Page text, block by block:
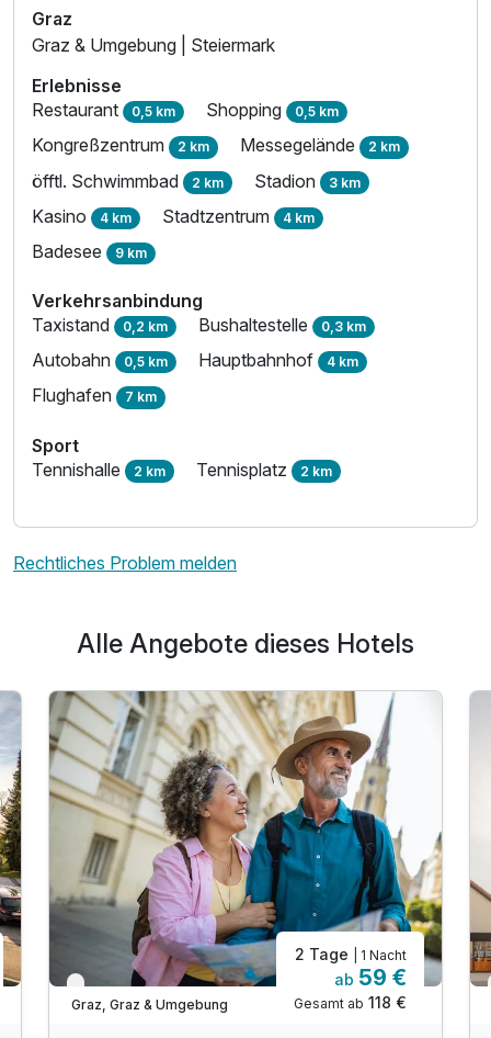
Graz
Graz & Umgebung | Steiermark
Erlebnisse
Restaurant 0,5 km Shopping 0,5 km
Kongreßzentrum 2 km Messegelände 2 km
öfftl. Schwimmbad 2 km Stadion 3 km
Kasino 4 km Stadtzentrum 4 km
Badesee 9 km
Verkehrsanbindung
Taxistand 0,2 km Bushaltestelle 0,3 km
Autobahn 0,5 km Hauptbahnhof 4 km
Flughafen 7 km
Sport
Tennishalle 2 km Tennisplatz 2 km
Rechtliches Problem melden
Alle Angebote dieses Hotels
Verfügbar bis Dezember
Graz, Graz & Umgebung
2 Tage | 1 Nacht
ab 59 €
Gesamt ab 118 €